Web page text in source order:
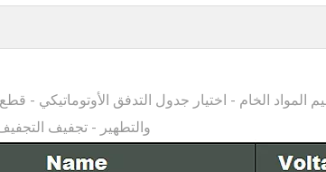
المواد الخام - اختيار جدول التدفق الأوتوماتيكي -
والتطهير - تجفيف